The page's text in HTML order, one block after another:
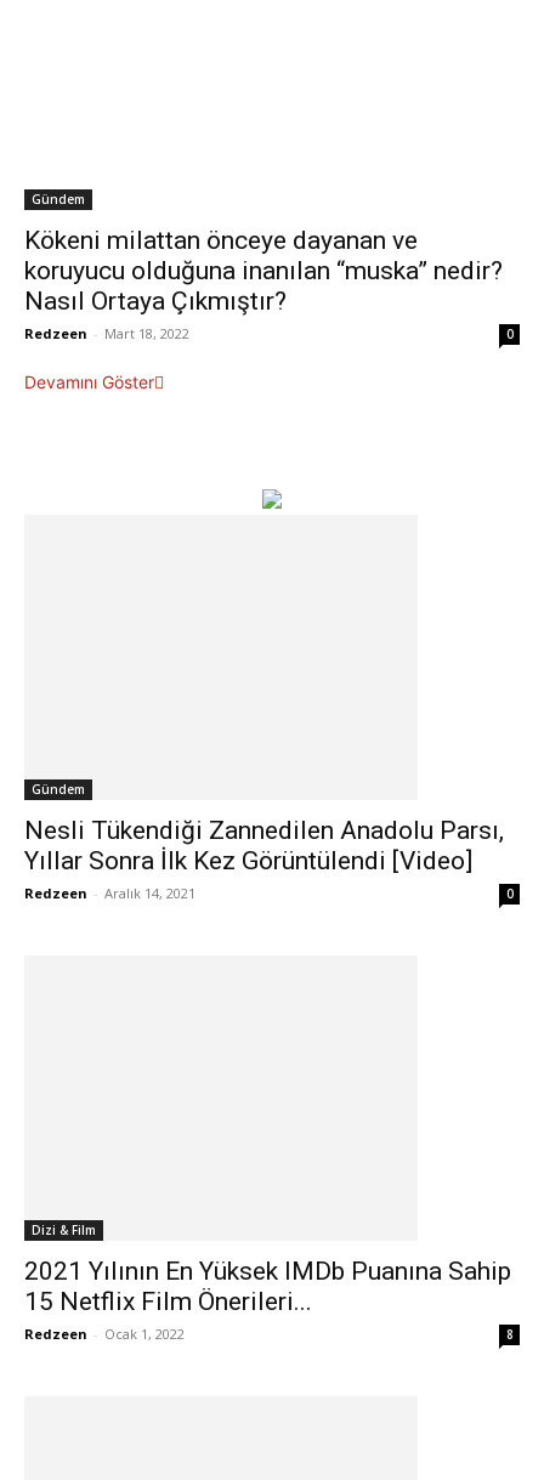
Gündem
Kökeni milattan önceye dayanan ve
koruyucu olduğuna inanılan “muska” nedir?
Nasıl Ortaya Çıkmıştır?
Redzeen - Mart 18, 2022 0
Devamını Göster
Gündem
Nesli Tükendiği Zannedilen Anadolu Parsı,
Yıllar Sonra İlk Kez Görüntülendi [Video]
Redzeen - Aralık 14, 2021 0
Dizi & Film
2021 Yılının En Yüksek IMDb Puanına Sahip
15 Netflix Film Önerileri...
Redzeen - Ocak 1, 2022 8